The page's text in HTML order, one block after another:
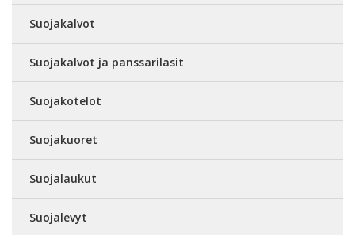
Suojakalvot
Suojakalvot ja panssarilasit
Suojakotelot
Suojakuoret
Suojalaukut
Suojalevyt